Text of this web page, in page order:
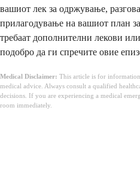
вашиот лек за одржување,
прилагодување на вашиот план
требаат дополнителни лекови
подобро да ги спречите овие
Medical Disclaimer: This article is for
medical advice. Always consult a qualified
decisions. If you are experiencing a medical
room immediately.